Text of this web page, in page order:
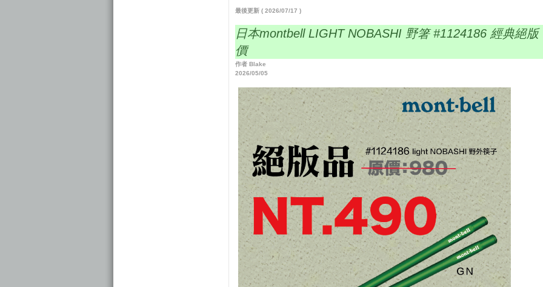
最後更新 ( 2026/07/17 )
日本montbell LIGHT NOBASHI 野箸 #1124186 經典絕版
價
作者 Blake
2026/05/05